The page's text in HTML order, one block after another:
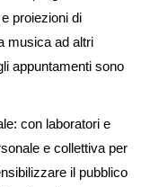
proiezioni di
musica ad altri
appuntamenti sono
con laboratori e
e collettiva per
il pubblico